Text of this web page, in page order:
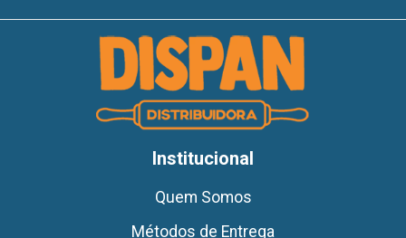
Institucional
Quem Somos
Métodos de Entrega